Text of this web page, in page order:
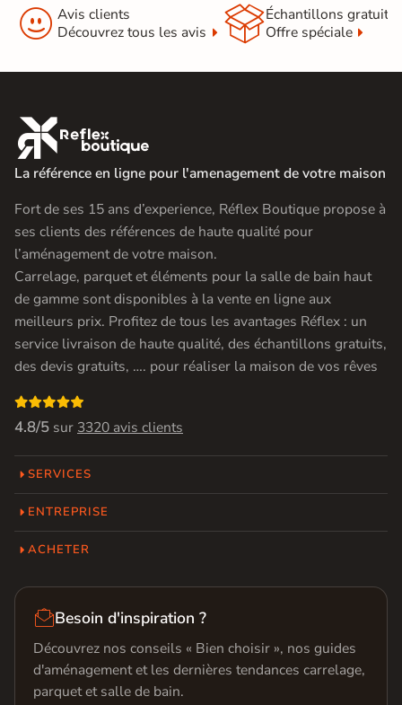
 Avis clients
Découvrez tous les avis
Échantillons gratuit
Offre spéciale

La référence en ligne pour l'amenagement de votre maison
Fort de ses 15 ans d’experience, Réflex Boutique propose à
ses clients des références de haute qualité pour
l’aménagement de votre maison.
Carrelage, parquet et éléments pour la salle de bain haut
de gamme sont disponibles à la vente en ligne aux
meilleurs prix. Profitez de tous les avantages Réflex : un
service livraison de haute qualité, des échantillons gratuits,
des devis gratuits, …. pour réaliser la maison de vos rêves

4.8/5 sur 3320 avis clients
SERVICES
ENTREPRISE
ACHETER
Besoin d'inspiration ?
Découvrez nos conseils « Bien choisir », nos guides
d'aménagement et les dernières tendances carrelage,
parquet et salle de bain.